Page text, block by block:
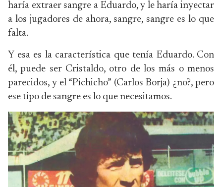
haría extraer sangre a Eduardo, y le haría inyectar
a los jugadores de ahora, sangre, sangre es lo que
falta.
Y esa es la característica que tenía Eduardo. Con
él, puede ser Cristaldo, otro de los más o menos
parecidos, y el “Pichicho” (Carlos Borja) ¿no?, pero
ese tipo de sangre es lo que necesitamos.